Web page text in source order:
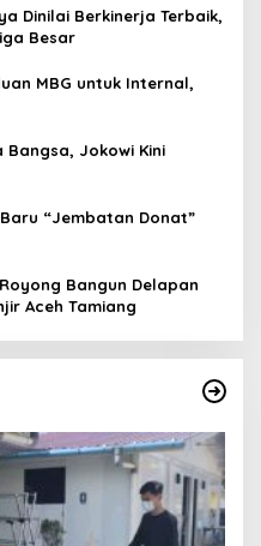
Dinilai Berkinerja Terbaik,
Besar
MBG untuk Internal,
Bangsa, Jokowi Kini
“Jembatan Donat”
Bangun Delapan
Aceh Tamiang